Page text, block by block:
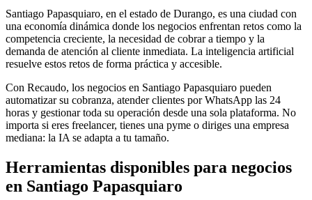
Santiago Papasquiaro, en el estado de Durango, es una ciudad con
una economía dinámica donde los negocios enfrentan retos como la
competencia creciente, la necesidad de cobrar a tiempo y la
demanda de atención al cliente inmediata. La inteligencia artificial
resuelve estos retos de forma práctica y accesible.
Con Recaudo, los negocios en Santiago Papasquiaro pueden
automatizar su cobranza, atender clientes por WhatsApp las 24
horas y gestionar toda su operación desde una sola plataforma. No
importa si eres freelancer, tienes una pyme o diriges una empresa
mediana: la IA se adapta a tu tamaño.
Herramientas disponibles para negocios
en Santiago Papasquiaro